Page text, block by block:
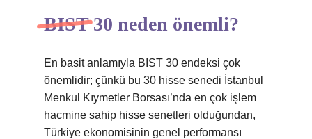
BIST 30 neden önemli?
En basit anlamıyla BIST 30 endeksi çok
önemlidir; çünkü bu 30 hisse senedi İstanbul
Menkul Kıymetler Borsası’nda en çok işlem
hacmine sahip hisse senetleri olduğundan,
Türkiye ekonomisinin genel performansı